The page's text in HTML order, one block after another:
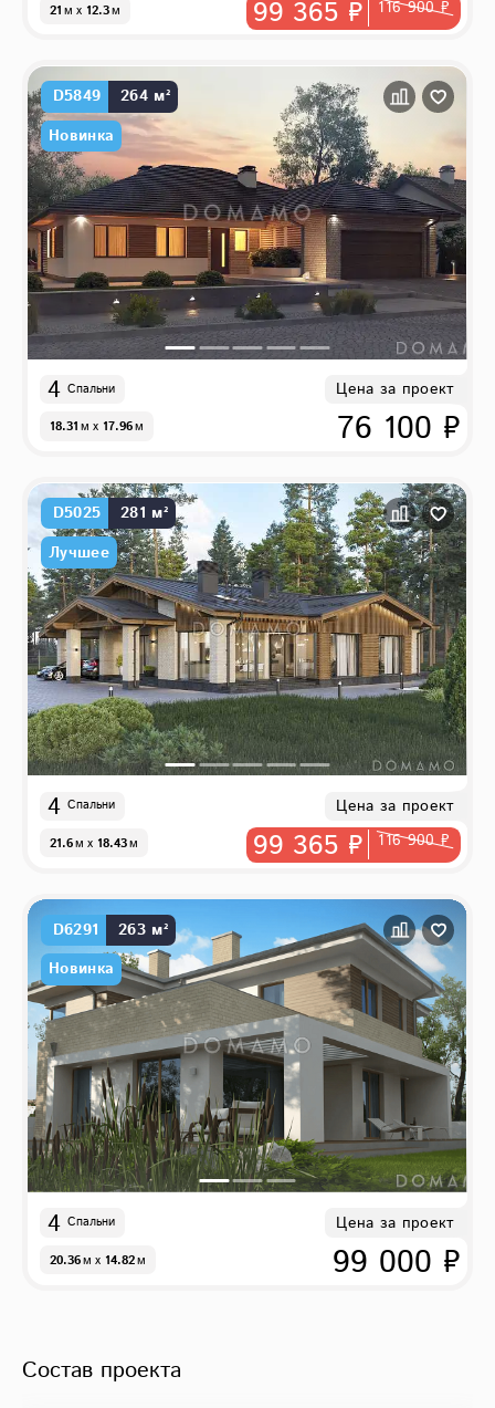
21м x 12.3м 99 365 ₽ 116 900 ₽
D5849
264 м²
Новинка
4 Спальни
18.31м x 17.96м
Цена за проект
76 100 ₽
D5025
281 м²
Лучшее
4 Спальни
21.6м x 18.43м
Цена за проект
99 365 ₽ 116 900 ₽
D6291
263 м²
Новинка
4 Спальни
20.36м x 14.82м
Цена за проект
99 000 ₽
Состав проекта